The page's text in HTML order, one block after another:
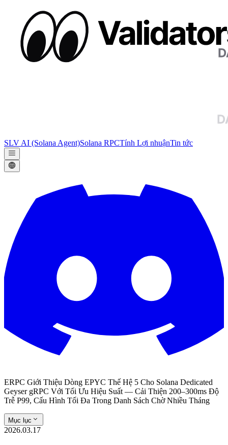
SLV AI (Solana Agent)Solana RPCTính Lợi nhuậnTin tức
ERPC Giới Thiệu Dòng EPYC Thế Hệ 5 Cho Solana Dedicated
Geyser gRPC Với Tối Ưu Hiệu Suất — Cải Thiện 200–300ms Độ
Trễ P99, Cấu Hình Tối Đa Trong Danh Sách Chờ Nhiều Tháng
Mục lục
2026.03.17